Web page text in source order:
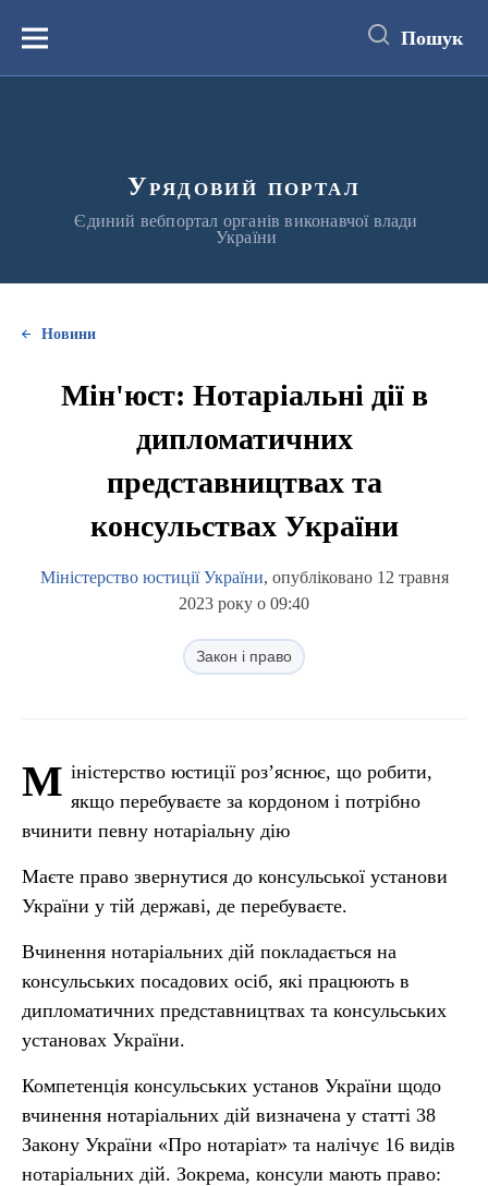
вмістуМеню Пошук
Урядовий портал
Єдиний вебпортал органів виконавчої влади
України
Новини
Мін'юст: Нотаріальні дії в
дипломатичних
представництвах та
консульствах України
Міністерство юстиції України, опубліковано 12 травня
2023 року о 09:40
Закон і право
М іністерство юстиції роз’яснює, що робити,
якщо перебуваєте за кордоном і потрібно
вчинити певну нотаріальну дію
Маєте право звернутися до консульської установи
України у тій державі, де перебуваєте.
Вчинення нотаріальних дій покладається на
консульських посадових осіб, які працюють в
дипломатичних представництвах та консульських
установах України.
Компетенція консульських установ України щодо
вчинення нотаріальних дій визначена у статті 38
Закону України «Про нотаріат» та налічує 16 видів
нотаріальних дій. Зокрема, консули мають право: